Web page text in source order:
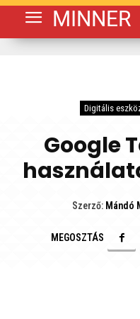
MINNER
Digitális
Google
Szerző: Mándó
MEGOSZTÁS